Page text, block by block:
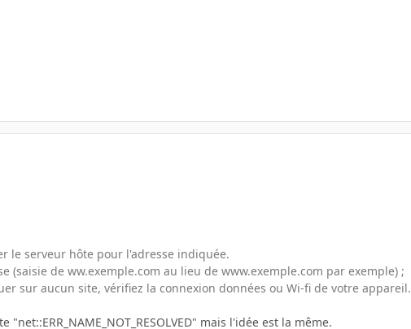
le serveur hôte pour l'adresse indiquée.
(saisie de ww.exemple.com au lieu de www.exemple.com par exemple) ;
sur aucun site, vérifiez la connexion données ou Wi-fi de votre appareil.
mais l'idée est la même.